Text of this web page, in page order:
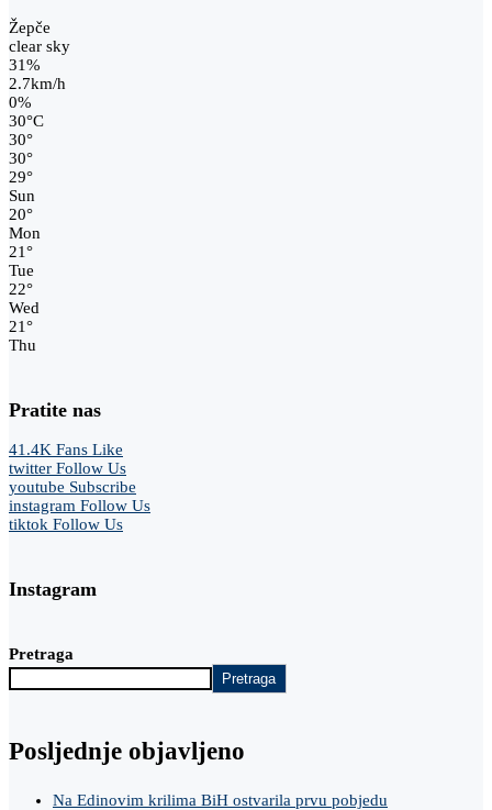
Žepče
clear sky
31%
2.7km/h
0%
30°C
30°
30°
29°
Sun
20°
Mon
21°
Tue
22°
Wed
21°
Thu
Pratite nas
41.4K Fans Like
twitter Follow Us
youtube Subscribe
instagram Follow Us
tiktok Follow Us
Instagram
Pretraga
Pretraga
Posljednje objavljeno
Na Edinovim krilima BiH ostvarila prvu pobjedu